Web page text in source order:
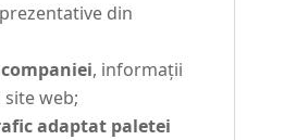
din
, informații
web;
adaptat paletei